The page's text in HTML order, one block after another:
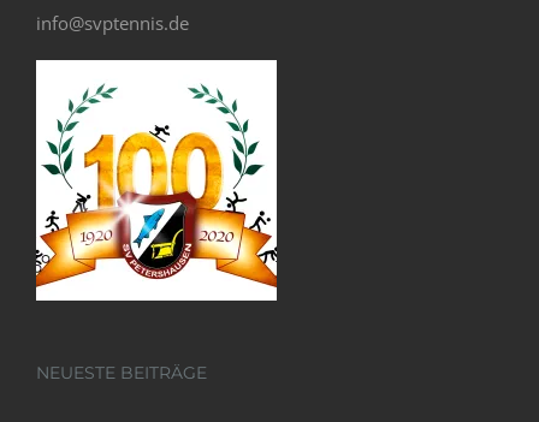
info@svptennis.de
NEUESTE BEITRÄGE